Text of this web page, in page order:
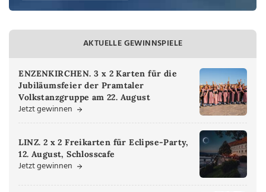
AKTUELLE GEWINNSPIELE
ENZENKIRCHEN. 3 x 2 Karten für die
Jubiläumsfeier der Pramtaler
Volkstanzgruppe am 22. August
Jetzt gewinnen
LINZ. 2 x 2 Freikarten für Eclipse-Party,
12. August, Schlosscafe
Jetzt gewinnen